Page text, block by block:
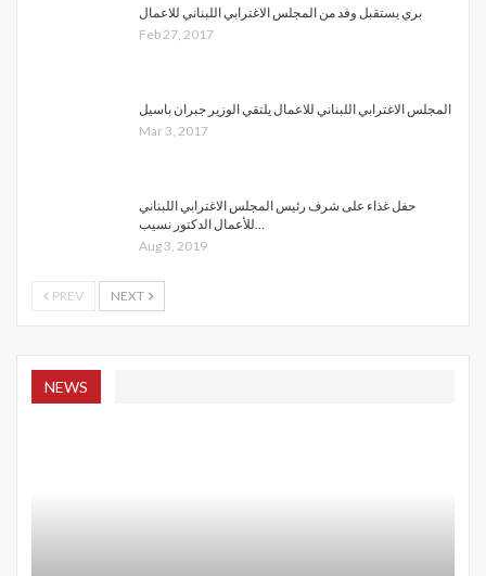
بري يستقبل وفد من المجلس الاغترابي اللبناني للاعمال
Feb 27, 2017
المجلس الاغترابي اللبناني للاعمال يلتقي الوزير جبران باسيل
Mar 3, 2017
حفل غذاء على شرف رئيس المجلس الاغترابي اللبناني
Aug 3, 2019
PREV NEXT
NEWS